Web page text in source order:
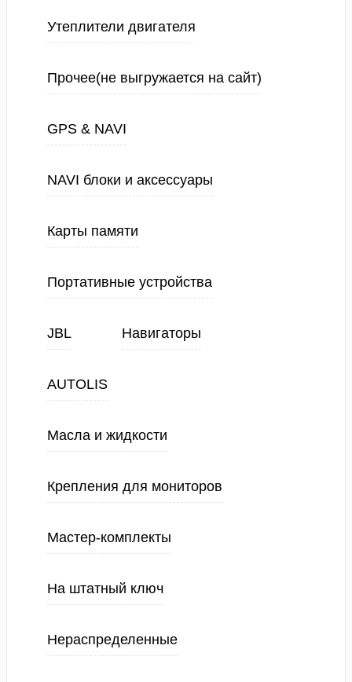
Утеплители двигателя
Прочее(не выгружается на сайт)
GPS & NAVI
NAVI блоки и аксессуары
Карты памяти
Портативные устройства
JBL Навигаторы
AUTOLIS
Масла и жидкости
Крепления для мониторов
Мастер-комплекты
На штатный ключ
Нераспределенные